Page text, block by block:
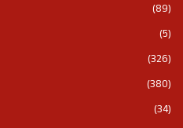
(89)
(5)
(326)
(380)
(34)